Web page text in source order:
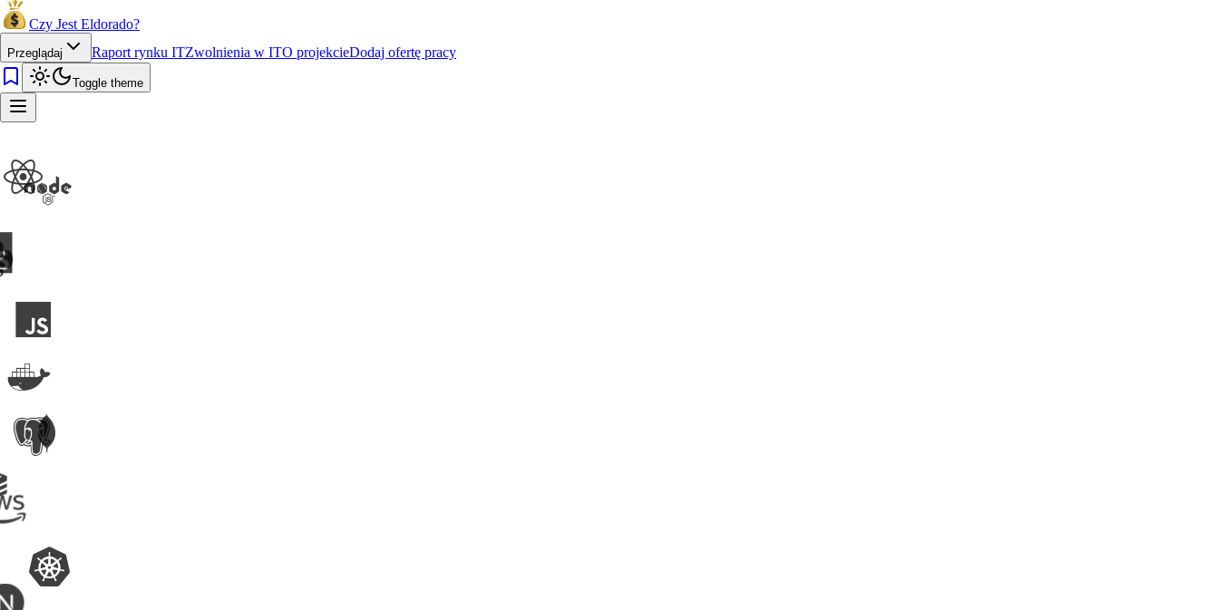
Czy Jest Eldorado?
Przeglądaj Raport rynku ITZwolnienia w ITO projekcieDodaj ofertę pracy
Toggle theme